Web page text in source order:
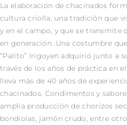
La elaboración de chacinados
cultura criolla, una tradición que
y en el campo, y que se transmite
en generación. Una costumbre
“Palito” Irigoyen adquirió junto a
través de los años de práctica en
lleva más de 40 años de
chacinados. Condimentos y
amplia producción de chorizos
bondiolas, jamón crudo, entre